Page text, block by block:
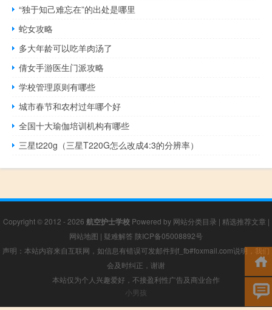
“独于知己难忘在”的出处是哪里
蛇女攻略
多大年龄可以吃羊肉汤了
倩女手游医生门派攻略
学校管理原则有哪些
城市春节和农村过年哪个好
全国十大瑜伽培训机构有哪些
三星t220g（三星T220G怎么改成4:3的分辨率）
Copyright © 2012 - 2026 航空护士学校Powered by 网站分类目录 | 精选推荐文章 |
网站地图 | 疑难解答 陕ICP备05008892号
声明：本站内容来自互联网，如信息有错误可发邮件到f_fb#foxmail.com说明，我们
会及时纠正，谢谢
本站仅为个人兴趣爱好，不接盈利性广告及商业合作
小男孩